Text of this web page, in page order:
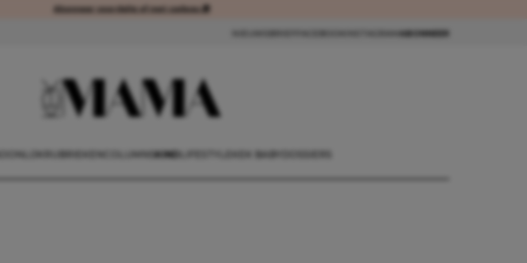
Abonneer voordelig of met cadeau 🎁Abonneer voordelig of met cadeau 🎁
ABONNEER
KIND